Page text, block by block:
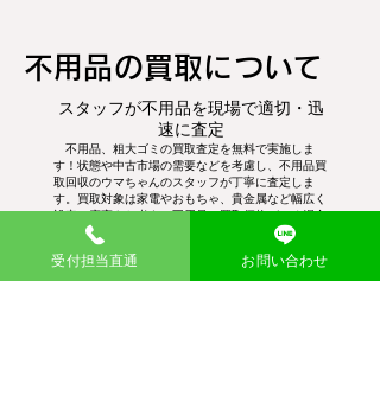
​不用品の買取について
スタッフが不用品を現場で適切・迅
速に査定
不用品、粗大ゴミの買取査定を無料で実施しま
す！状態や中古市場の需要などを考慮し、不用品買
取回収のウマちゃんのスタッフが丁寧に査定しま
す。買取対象は家電やおもちゃ、貴金属など幅広く
設定。廃棄をお考えの不用品に買取価格がつく場合
がございます。
受付担当直通 お問い合わせ